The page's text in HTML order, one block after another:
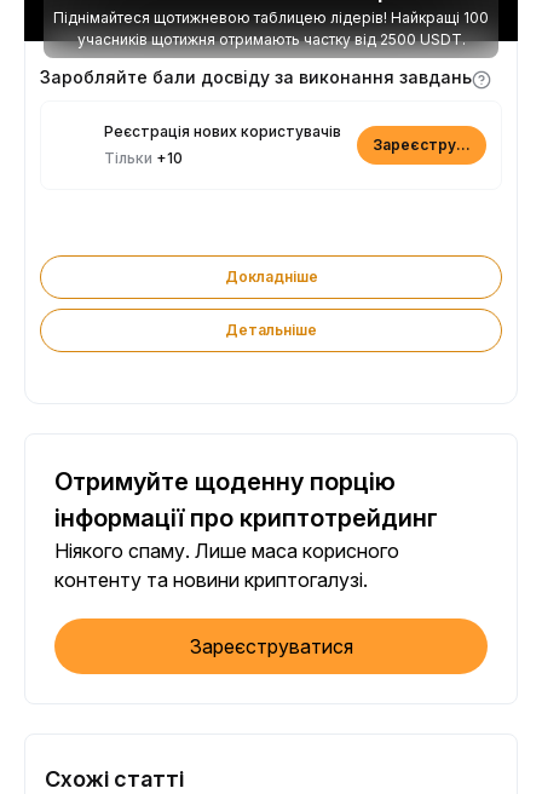
Піднімайтеся щотижневою таблицею лідерів! Найкращі 100
учасників щотижня отримають частку від 2500 USDT.
Заробляйте бали досвіду за виконання завдань
Реєстрація нових користувачів
Тільки +10
Зареєструватися
Докладніше
Детальніше
Отримуйте щоденну порцію
інформації про криптотрейдинг
Ніякого спаму. Лише маса корисного
контенту та новини криптогалузі.
Зареєструватися
Схожі статті